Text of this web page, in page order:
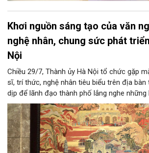
Khơi nguồn sáng tạo của văn
nghệ nhân, chung sức phát
Nội
Chiều 29/7, Thành ủy Hà Nội tổ chức gặp
sĩ, trí thức, nghệ nhân tiêu biểu trên địa bàn
dịp để lãnh đạo thành phố lắng nghe những
triển khoa học công nghệ, đổi mới sáng
hóa và phát huy nguồn lực con người, góp
mới cho sự phát triển nhanh, bền vững của